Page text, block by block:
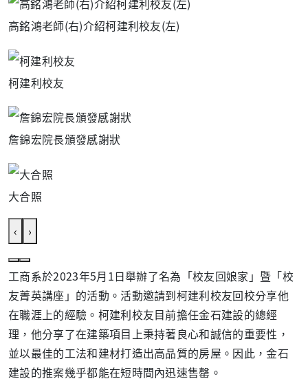
高銘鴻老師(右)介紹柯建利校友(左)
柯建利校友
詹錦宏院長頒發感謝狀
大合照
‹ ›
工商系於2023年5月1日舉辦了名為「校友回娘家」暨「校
友菁英講座」的活動。活動邀請到柯建利校友回校分享他
在職涯上的經驗。柯建利校友目前擔任金石建設的總經
理，他分享了在建築項目上秉持著良心和誠信的重要性，
並以最佳的工法和建材打造出高品質的房屋。因此，金石
建設的推案幾乎都能在短時間內迅速售罄。